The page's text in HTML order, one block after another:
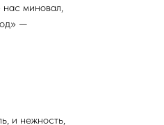
нас миновал,
—
и нежность,